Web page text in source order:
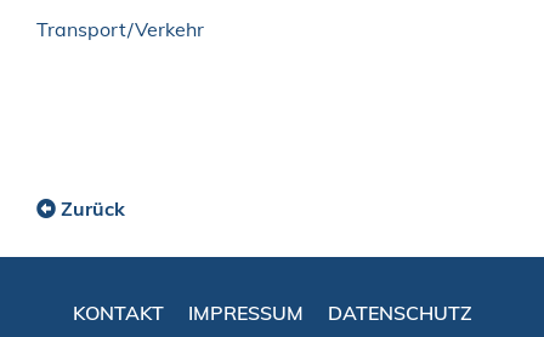
Transport/Verkehr
Zurück
KONTAKT IMPRESSUM
DATENSCHUTZ